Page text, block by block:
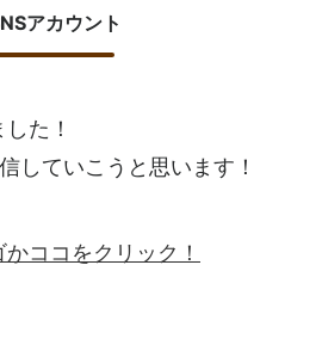
アカウント
た！
していこうと思います！
ココをクリック！